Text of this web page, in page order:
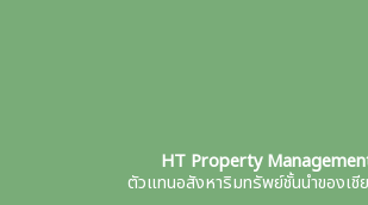
HT Property
ตัวแทนอสังหาริมทรัพย์ชั้นนำของเชี